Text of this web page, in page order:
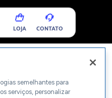
LOJA CONTATO
semelhantes para
serviços, personalizar